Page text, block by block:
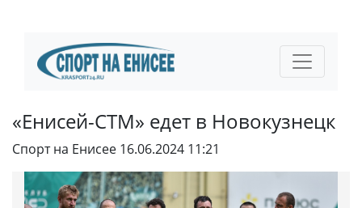
«Енисей-СТМ» едет в Новокузнецк
Спорт на Енисее 16.06.2024 11:21